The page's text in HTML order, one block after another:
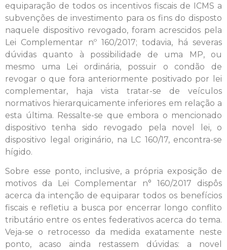
equiparação de todos os incentivos fiscais de ICMS a
subvenções de investimento para os fins do disposto
naquele dispositivo revogado, foram acrescidos pela
Lei Complementar nº 160/2017; todavia, há severas
dúvidas quanto à possibilidade de uma MP, ou
mesmo uma Lei ordinária, possuir o condão de
revogar o que fora anteriormente positivado por lei
complementar, haja vista tratar-se de veículos
normativos hierarquicamente inferiores em relação a
esta última. Ressalte-se que embora o mencionado
dispositivo tenha sido revogado pela novel lei, o
dispositivo legal originário, na LC 160/17, encontra-se
hígido.
Sobre esse ponto, inclusive, a própria exposição de
motivos da Lei Complementar n° 160/2017 dispôs
acerca da intenção de equiparar todos os benefícios
fiscais e refletiu a busca por encerrar longo conflito
tributário entre os entes federativos acerca do tema.
Veja-se o retrocesso da medida exatamente neste
ponto, acaso ainda restassem dúvidas: a novel